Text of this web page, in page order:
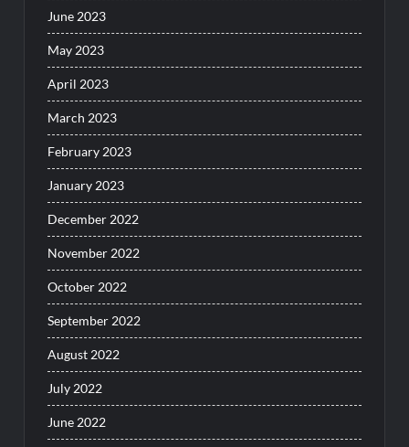
June 2023
May 2023
April 2023
March 2023
February 2023
January 2023
December 2022
November 2022
October 2022
September 2022
August 2022
July 2022
June 2022